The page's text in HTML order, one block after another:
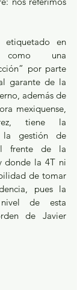
en
como una
por parte
garante de la
además de
mexiquense,
tiene la
la gestión de
frente de la
donde la 4T ni
de tomar
pues la
de esta
de Javier